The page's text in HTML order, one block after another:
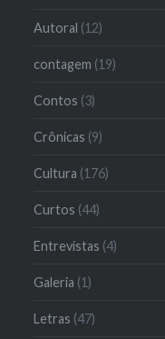
Autoral (12)
contagem (19)
Contos (3)
Crônicas (9)
Cultura (176)
Curtos (44)
Entrevistas (4)
Galeria (1)
Letras (47)